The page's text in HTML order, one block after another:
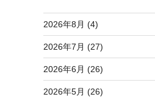
2026年8月 (4)
2026年7月 (27)
2026年6月 (26)
2026年5月 (26)